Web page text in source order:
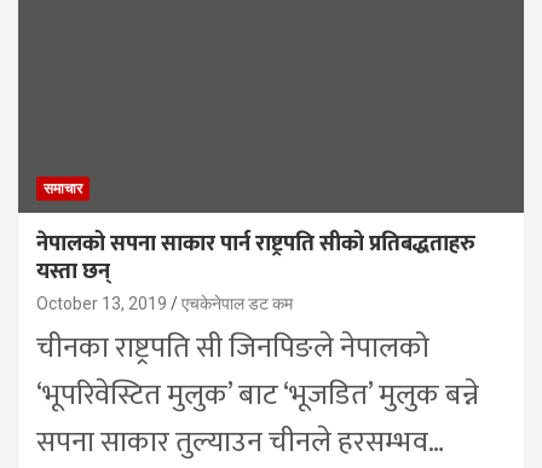
समाचार
नेपालको सपना साकार पार्न राष्ट्रपति सीको प्रतिबद्धताहरु
यस्ता छन्
October 13, 2019 एचकेनेपाल डट कम
चीनका राष्ट्रपति सी जिनपिङले नेपालको
‘भूपरिवेस्टित मुलुक’ बाट ‘भूजडित’ मुलुक बन्ने
सपना साकार तुल्याउन चीनले हरसम्भव…